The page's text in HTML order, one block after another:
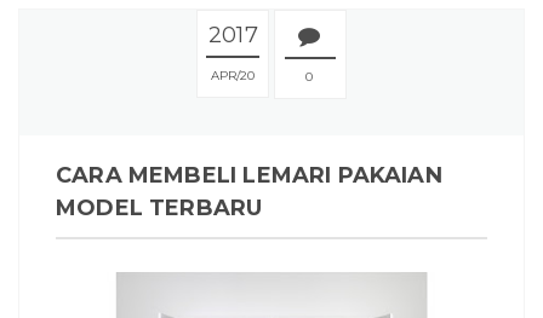
2017
APR 20 0
CARA MEMBELI LEMARI PAKAIAN
MODEL TERBARU